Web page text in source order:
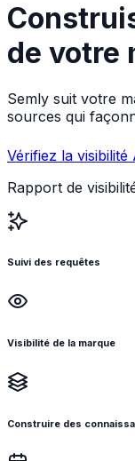
de votre
Semly suit votre
sources qui
Vérifiez la
Rapport de
Suivi des requêtes
Visibilité de la marque
Construire des